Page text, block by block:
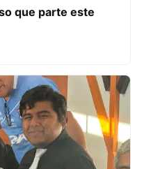
que parte este